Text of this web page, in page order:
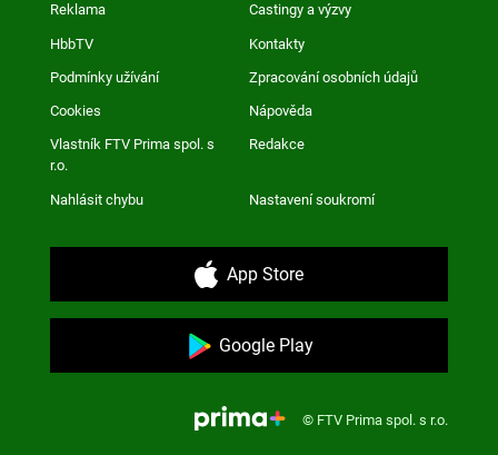
Reklama Castingy a výzvy
HbbTV Kontakty
Podmínky užívání Zpracování osobních údajů
Cookies Nápověda
Vlastník FTV Prima spol. s
r.o.
Redakce
Nahlásit chybu Nastavení soukromí
App Store
Google Play
© FTV Prima spol. s r.o.